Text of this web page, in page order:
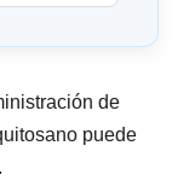
de
puede